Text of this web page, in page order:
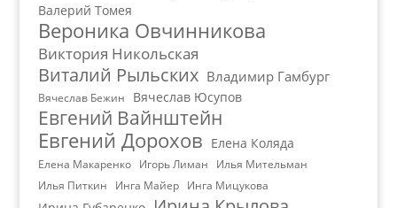
Валерий Томея
Вероника Овчинникова
Виктория Никольская
Виталий Рыльских Владимир Гамбург
Вячеслав Бежин Вячеслав Юсупов
Евгений Вайнштейн
Евгений Дорохов Елена Коляда
Елена Макаренко Игорь Лиман
Илья Мительман
Илья Питкин
Инга Майер Инга Мицукова